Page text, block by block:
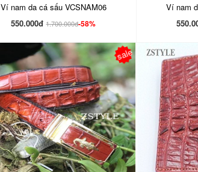
Ví nam da cá sấu VCSNAM06
550.000đ 1.700.000đ-58%
Ví nam
sale